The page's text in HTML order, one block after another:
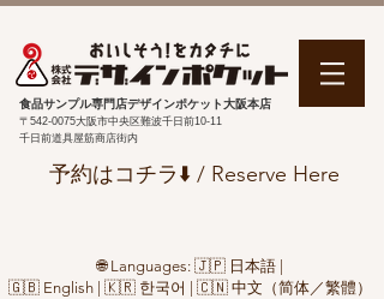
食品サンプル専門店デザインポケット大阪本店
〒542-0075大阪市中央区難波千日前10-11
千日前道具屋筋商店街内
予約はコチラ⬇️ / Reserve Here
🌐 Languages: 🇯🇵 日本語 |
🇬🇧 English | 🇰🇷 한국어 | 🇨🇳 中文（简体／繁體）